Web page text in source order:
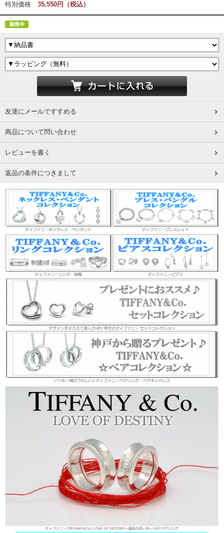
特別価格
35,550円（税込）
友達にメールですすめる
商品について問い合わせ
レビューを書く
返品の条件につきまして